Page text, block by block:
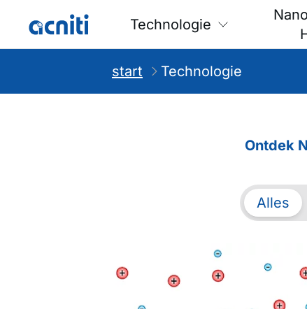
Technologie
start Technologie
Ontdek
Alles